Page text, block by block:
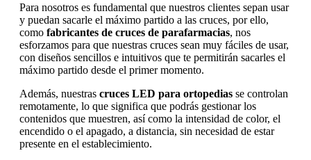
Para nosotros es fundamental que nuestros clientes sepan usar
y puedan sacarle el máximo partido a las cruces, por ello,
como fabricantes de cruces de parafarmacias, nos
esforzamos para que nuestras cruces sean muy fáciles de usar,
con diseños sencillos e intuitivos que te permitirán sacarles el
máximo partido desde el primer momento.
Además, nuestras cruces LED para ortopedias se controlan
remotamente, lo que significa que podrás gestionar los
contenidos que muestren, así como la intensidad de color, el
encendido o el apagado, a distancia, sin necesidad de estar
presente en el establecimiento.